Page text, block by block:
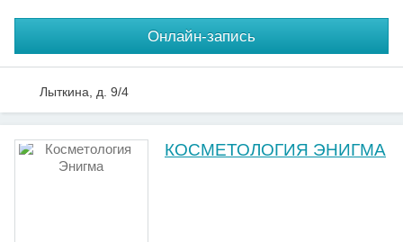
Онлайн-запись
Лыткина, д. 9/4
КОСМЕТОЛОГИЯ ЭНИГМА